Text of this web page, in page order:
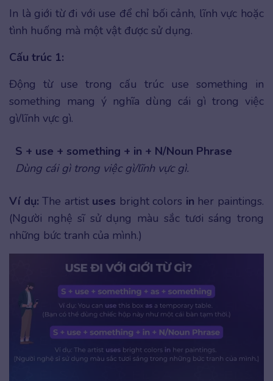
In là giới từ đi với use để chỉ bối cảnh, lĩnh vực hoặc
tình huống mà một vật được sử dụng.
Cấu trúc 1:
Động từ use trong cấu trúc use something in
something mang ý nghĩa dùng cái gì trong việc
gì/lĩnh vực gì.
S + use + something + in + N/Noun Phrase
Dùng cái gì trong việc gì/lĩnh vực gì.
Ví dụ: The artist uses bright colors in her paintings.
(Người nghệ sĩ sử dụng màu sắc tươi sáng trong
những bức tranh của mình.)